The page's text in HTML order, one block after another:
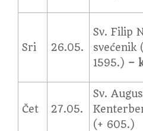
Sri 26.05.
Sv. Filip
svećenik
1595.) –
Čet 27.05.
Sv.
(+ 605.)